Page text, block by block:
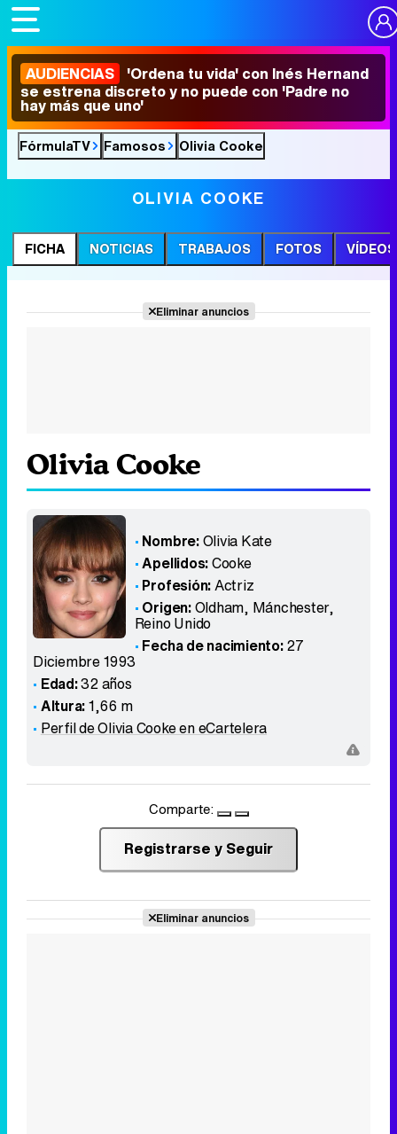
AUDIENCIAS 'Ordena tu vida' con Inés Hernand
se estrena discreto y no puede con 'Padre no
hay más que uno'
FórmulaTV Famosos Olivia Cooke
OLIVIA COOKE
FICHA NOTICIAS TRABAJOS FOTOS VÍDEOS
Eliminar anuncios
Olivia Cooke
Nombre:Olivia Kate
Apellidos:Cooke
Profesión:Actriz
Origen:Oldham, Mánchester,
Reino Unido
Fecha de nacimiento:27
Diciembre 1993
Edad:32 años
Altura:1,66 m
Perfil de Olivia Cooke en eCartelera
Comparte:
Registrarse y Seguir
Eliminar anuncios